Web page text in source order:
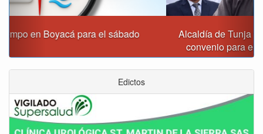
Alcaldía de Tunja y Gobernación de Boyacá firmaron
convenio para el mantenimiento de vía Moniquirá
Edictos